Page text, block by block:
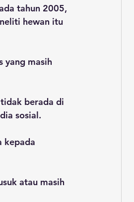
tahun 2005,
hewan itu
yang masih
berada di
sosial.
kepada
atau masih